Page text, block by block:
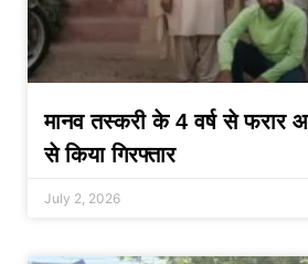
मानव तस्करी के 4 वर्ष से फरार
से किया गिरफ्तार
July 2, 2026